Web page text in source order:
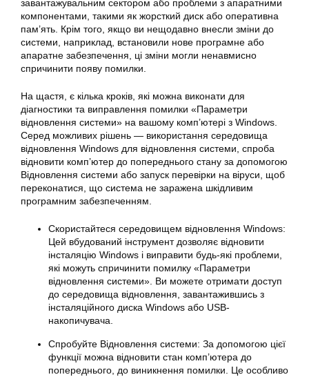
завантажувальним сектором або проблеми з апаратними
компонентами, такими як жорсткий диск або оперативна
пам’ять. Крім того, якщо ви нещодавно внесли зміни до
системи, наприклад, встановили нове програмне або
апаратне забезпечення, ці зміни могли ненавмисно
спричинити появу помилки.
На щастя, є кілька кроків, які можна виконати для
діагностики та виправлення помилки «Параметри
відновлення системи» на вашому комп’ютері з Windows.
Серед можливих рішень — використання середовища
відновлення Windows для відновлення системи, спроба
відновити комп’ютер до попереднього стану за допомогою
Відновлення системи або запуск перевірки на віруси, щоб
переконатися, що система не заражена шкідливим
програмним забезпеченням.
Скористайтеся середовищем відновлення Windows:
Цей вбудований інструмент дозволяє відновити
інсталяцію Windows і виправити будь-які проблеми,
які можуть спричинити помилку «Параметри
відновлення системи». Ви можете отримати доступ
до середовища відновлення, завантажившись з
інсталяційного диска Windows або USB-
накопичувача.
Спробуйте Відновлення системи: За допомогою цієї
функції можна відновити стан комп’ютера до
попереднього, до виникнення помилки. Це особливо